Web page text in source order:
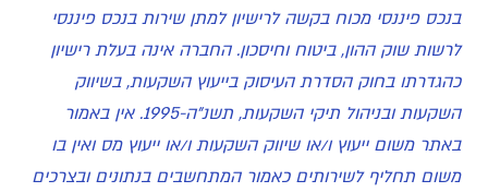
בנכס פיננסי מכוח בקשה לרישיון למתן שירות בנכס פיננסי
לרשות שוק ההון, ביטוח וחיסכון. החברה אינה בעלת רישיון
כהגדרתו בחוק הסדרת העיסוק בייעוץ השקעות, בשיווק
השקעות ובניהול תיקי השקעות, תשנ"ה-1995. אין באמור
באתר משום ייעוץ ו/או שיווק השקעות ו/או ייעוץ מס ואין בו
משום תחליף לשירותים כאמור המתחשבים בנתונים ובצרכים